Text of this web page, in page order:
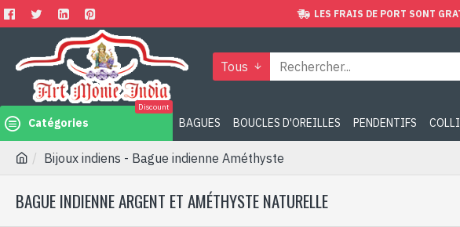
LES FRAIS DE PORT SONT
Tous
Catégories
Discount
BAGUES BOUCLES D'OREILLES PENDENTIFS
Bijoux indiens - Bague indienne Améthyste
BAGUE INDIENNE ARGENT ET AMÉTHYSTE NATURELLE